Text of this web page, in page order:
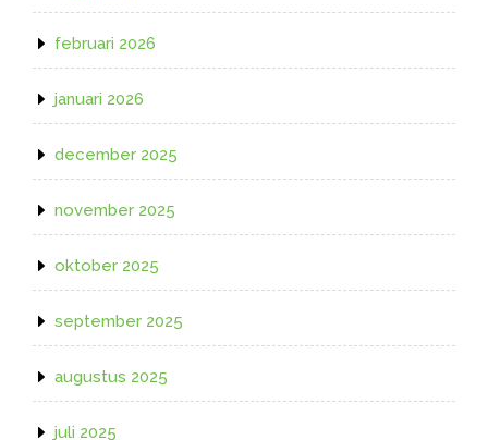
februari 2026
januari 2026
december 2025
november 2025
oktober 2025
september 2025
augustus 2025
juli 2025